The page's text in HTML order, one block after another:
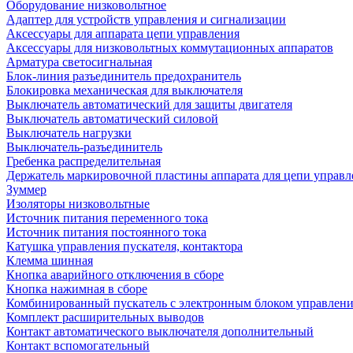
Оборудование низковольтное
Адаптер для устройств управления и сигнализации
Аксессуары для аппарата цепи управления
Аксессуары для низковольтных коммутационных аппаратов
Арматура светосигнальная
Блок-линия разъединитель предохранитель
Блокировка механическая для выключателя
Выключатель автоматический для защиты двигателя
Выключатель автоматический силовой
Выключатель нагрузки
Выключатель-разъединитель
Гребенка распределительная
Держатель маркировочной пластины аппарата для цепи
Зуммер
Изоляторы низковольтные
Источник питания переменного тока
Источник питания постоянного тока
Катушка управления пускателя, контактора
Клемма шинная
Кнопка аварийного отключения в сборе
Кнопка нажимная в сборе
Комбинированный пускатель с электронным блоком
Комплект расширительных выводов
Контакт автоматического выключателя дополнительный
Контакт вспомогательный